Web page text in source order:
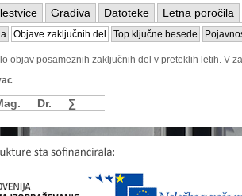
Gradiva Datoteke Letna poročila
Objave zaključnih del Top ključne besede
objav posameznih zaključnih del v preteklih letih. V
Dr. ∑